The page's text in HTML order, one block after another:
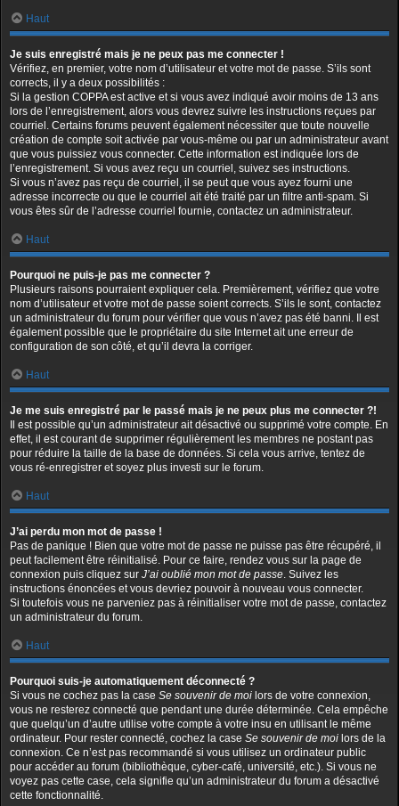
Haut
Je suis enregistré mais je ne peux pas me connecter !
Vérifiez, en premier, votre nom d’utilisateur et votre mot de passe. S’ils sont
corrects, il y a deux possibilités :
Si la gestion COPPA est active et si vous avez indiqué avoir moins de 13 ans
lors de l’enregistrement, alors vous devrez suivre les instructions reçues par
courriel. Certains forums peuvent également nécessiter que toute nouvelle
création de compte soit activée par vous-même ou par un administrateur avant
que vous puissiez vous connecter. Cette information est indiquée lors de
l’enregistrement. Si vous avez reçu un courriel, suivez ses instructions.
Si vous n’avez pas reçu de courriel, il se peut que vous ayez fourni une
adresse incorrecte ou que le courriel ait été traité par un filtre anti-spam. Si
vous êtes sûr de l’adresse courriel fournie, contactez un administrateur.
Haut
Pourquoi ne puis-je pas me connecter ?
Plusieurs raisons pourraient expliquer cela. Premièrement, vérifiez que votre
nom d’utilisateur et votre mot de passe soient corrects. S’ils le sont, contactez
un administrateur du forum pour vérifier que vous n’avez pas été banni. Il est
également possible que le propriétaire du site Internet ait une erreur de
configuration de son côté, et qu’il devra la corriger.
Haut
Je me suis enregistré par le passé mais je ne peux plus me connecter ?!
Il est possible qu’un administrateur ait désactivé ou supprimé votre compte. En
effet, il est courant de supprimer régulièrement les membres ne postant pas
pour réduire la taille de la base de données. Si cela vous arrive, tentez de
vous ré-enregistrer et soyez plus investi sur le forum.
Haut
J’ai perdu mon mot de passe !
Pas de panique ! Bien que votre mot de passe ne puisse pas être récupéré, il
peut facilement être réinitialisé. Pour ce faire, rendez vous sur la page de
connexion puis cliquez sur J’ai oublié mon mot de passe. Suivez les
instructions énoncées et vous devriez pouvoir à nouveau vous connecter.
Si toutefois vous ne parveniez pas à réinitialiser votre mot de passe, contactez
un administrateur du forum.
Haut
Pourquoi suis-je automatiquement déconnecté ?
Si vous ne cochez pas la case Se souvenir de moi lors de votre connexion,
vous ne resterez connecté que pendant une durée déterminée. Cela empêche
que quelqu’un d’autre utilise votre compte à votre insu en utilisant le même
ordinateur. Pour rester connecté, cochez la case Se souvenir de moi lors de la
connexion. Ce n’est pas recommandé si vous utilisez un ordinateur public
pour accéder au forum (bibliothèque, cyber-café, université, etc.). Si vous ne
voyez pas cette case, cela signifie qu’un administrateur du forum a désactivé
cette fonctionnalité.